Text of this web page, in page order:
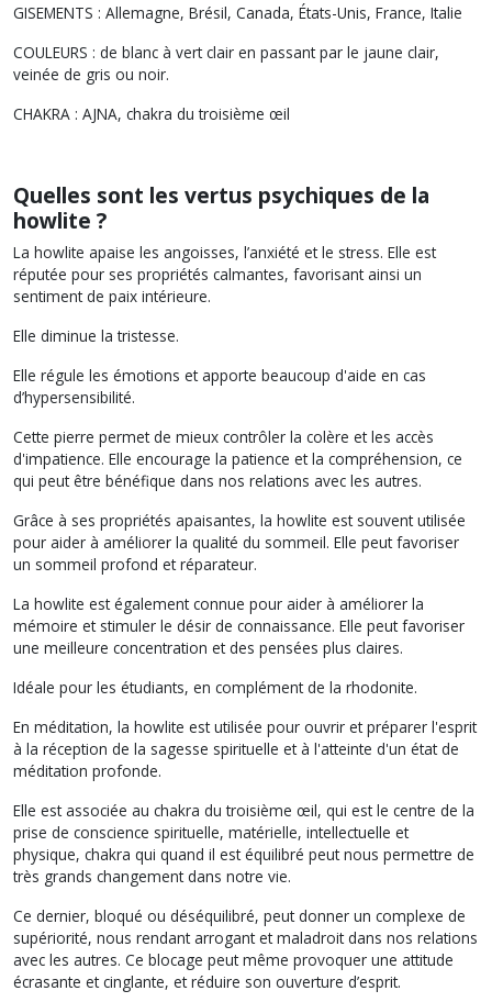
GISEMENTS : Allemagne, Brésil, Canada, États-Unis, France, Italie
COULEURS : de blanc à vert clair en passant par le jaune clair,
veinée de gris ou noir.
CHAKRA : AJNA, chakra du troisième œil
Quelles sont les vertus psychiques de la
howlite ?
La howlite apaise les angoisses, l’anxiété et le stress. Elle est
réputée pour ses propriétés calmantes, favorisant ainsi un
sentiment de paix intérieure.
Elle diminue la tristesse.
Elle régule les émotions et apporte beaucoup d'aide en cas
d’hypersensibilité.
Cette pierre permet de mieux contrôler la colère et les accès
d'impatience. Elle encourage la patience et la compréhension, ce
qui peut être bénéfique dans nos relations avec les autres.
Grâce à ses propriétés apaisantes, la howlite est souvent utilisée
pour aider à améliorer la qualité du sommeil. Elle peut favoriser
un sommeil profond et réparateur.
La howlite est également connue pour aider à améliorer la
mémoire et stimuler le désir de connaissance. Elle peut favoriser
une meilleure concentration et des pensées plus claires.
Idéale pour les étudiants, en complément de la rhodonite.
En méditation, la howlite est utilisée pour ouvrir et préparer l'esprit
à la réception de la sagesse spirituelle et à l'atteinte d'un état de
méditation profonde.
Elle est associée au chakra du troisième œil, qui est le centre de la
prise de conscience spirituelle, matérielle, intellectuelle et
physique, chakra qui quand il est équilibré peut nous permettre de
très grands changement dans notre vie.
Ce dernier, bloqué ou déséquilibré, peut donner un complexe de
supériorité, nous rendant arrogant et maladroit dans nos relations
avec les autres. Ce blocage peut même provoquer une attitude
écrasante et cinglante, et réduire son ouverture d’esprit.